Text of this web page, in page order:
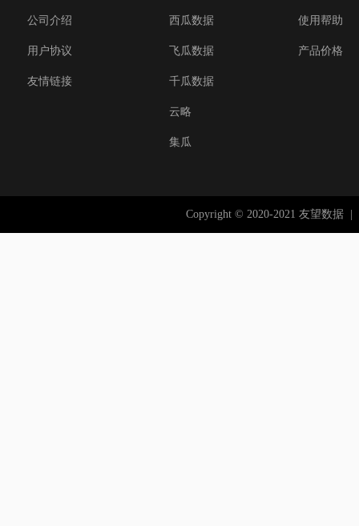
公司介绍
用户协议
友情链接
西瓜数据
飞瓜数据
千瓜数据
云略
集瓜
使用帮助
产品价格
Copyright © 2020-2021 友望数据